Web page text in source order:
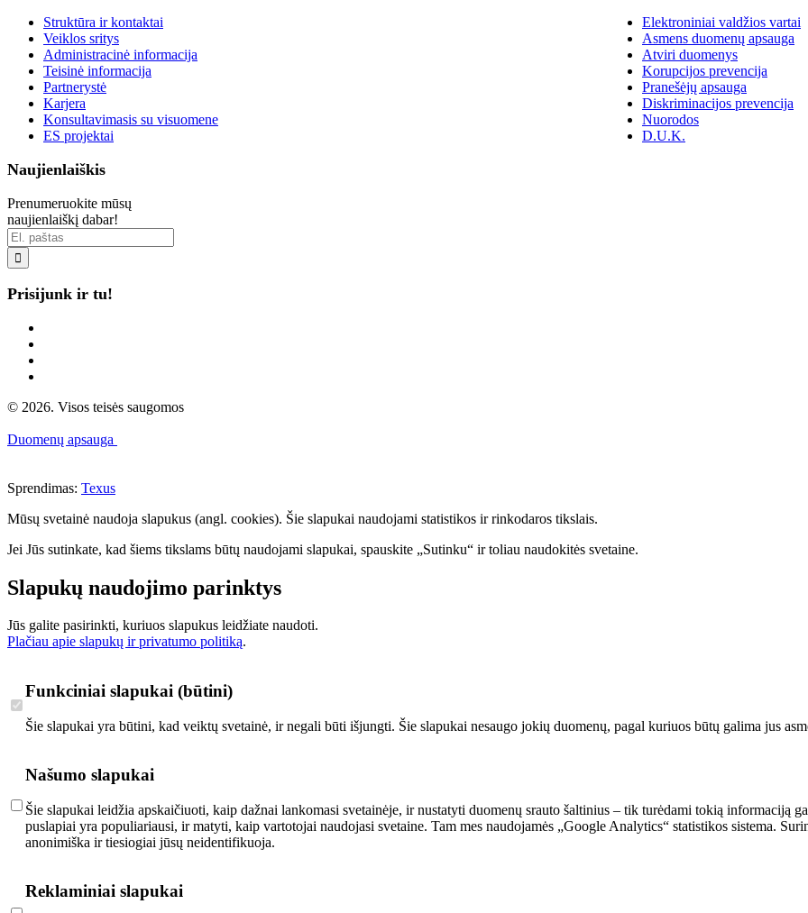
Struktūra ir kontaktai
Veiklos sritys
Administracinė informacija
Teisinė informacija
Partnerystė
Karjera
Konsultavimasis su visuomene
ES projektai
Elektroniniai valdžios vartai
Asmens duomenų apsauga
Atviri duomenys
Korupcijos prevencija
Pranešėjų apsauga
Diskriminacijos prevencija
Nuorodos
D.U.K.
Naujienlaiškis
Prenumeruokite mūsų
naujienlaiškį dabar!

Prisijunk ir tu!
© 2026. Visos teisės saugomos
Duomenų apsauga
Sprendimas: Texus
Mūsų svetainė naudoja slapukus (angl. cookies). Šie slapukai naudojami statistikos ir rinkodaros tikslais.
Jei Jūs sutinkate, kad šiems tikslams būtų naudojami slapukai, spauskite „Sutinku“ ir toliau naudokitės svetaine.
Slapukų naudojimo parinktys
Jūs galite pasirinkti, kuriuos slapukus leidžiate naudoti.
Plačiau apie slapukų ir privatumo politiką.
Funkciniai slapukai (būtini)
Šie slapukai yra būtini, kad veiktų svetainė, ir negali būti išjungti. Šie slapukai nesaugo jokių duomenų, pagal kuriuos būtų galima jus
Našumo slapukai
Šie slapukai leidžia apskaičiuoti, kaip dažnai lankomasi svetainėje, ir nustatyti duomenų srauto šaltinius – tik turėdami tokią informaciją
puslapiai yra populiariausi, ir matyti, kaip vartotojai naudojasi svetaine. Tam mes naudojamės „Google Analytics“ statistikos sistema.
anonimiška ir tiesiogiai jūsų neidentifikuoja.
Reklaminiai slapukai